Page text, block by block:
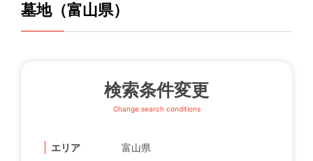
墓地（富山県）
検索条件変更
Change search conditions
エリア 富山県